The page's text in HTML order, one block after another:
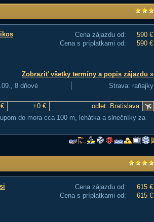
Cena zájazdu od:
590 €
Cena s príplatkami od:
590 €
Zobraziť všetky termíny a popis zájazdu »
8 dňové
Strava: raňajky
+0 €
odlet: Bratislava
do mora cca 100 m, lehátka a slnečníky za
Cena zájazdu od:
615 €
Cena s príplatkami od:
615 €